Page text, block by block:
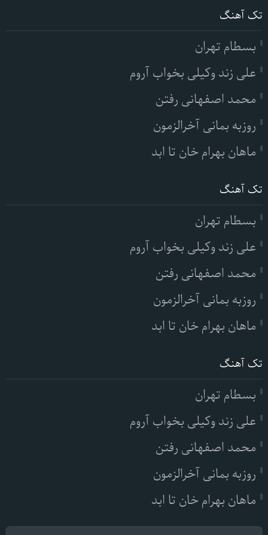
تک آهنگ
بسطام تهران
علی زند وکیلی بخواب آروم
محمد اصفهانی رفتن
روزبه بمانی آخرالزمون
ماهان بهرام خان تا ابد
تک آهنگ
بسطام تهران
علی زند وکیلی بخواب آروم
محمد اصفهانی رفتن
روزبه بمانی آخرالزمون
ماهان بهرام خان تا ابد
تک آهنگ
بسطام تهران
علی زند وکیلی بخواب آروم
محمد اصفهانی رفتن
روزبه بمانی آخرالزمون
ماهان بهرام خان تا ابد